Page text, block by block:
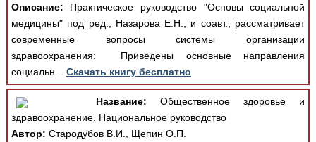
Описание: Практическое руководство "Основы социальной
медицины" под ред., Назарова Е.Н., и соавт., рассматривает
современные вопросы системы организации
здравоохранения: Приведены основные направления
социальн... Скачать книгу бесплатно
Название: Общественное здоровье и
здравоохранение. Национальное руководство
Автор: Стародубов В.И., Щепин О.П.